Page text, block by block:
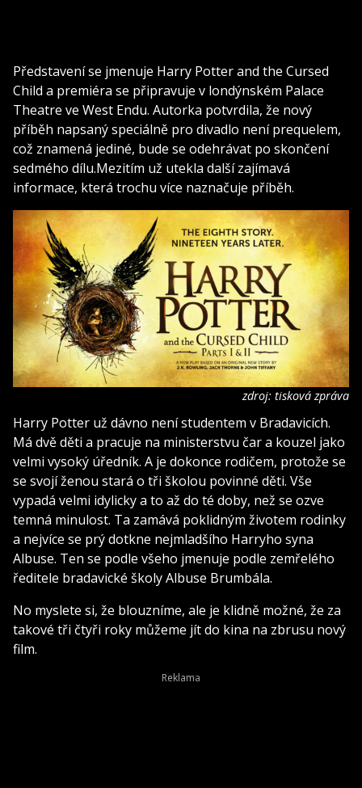
Představení se jmenuje Harry Potter and the Cursed
Child a premiéra se připravuje v londýnském Palace
Theatre ve West Endu. Autorka potvrdila, že nový
příběh napsaný speciálně pro divadlo není prequelem,
což znamená jediné, bude se odehrávat po skončení
sedmého dílu.Mezitím už utekla další zajímavá
informace, která trochu více naznačuje příběh.
zdroj: tisková zpráva
Harry Potter už dávno není studentem v Bradavicích.
Má dvě děti a pracuje na ministerstvu čar a kouzel jako
velmi vysoký úředník. A je dokonce rodičem, protože se
se svojí ženou stará o tři školou povinné děti. Vše
vypadá velmi idylicky a to až do té doby, než se ozve
temná minulost. Ta zamává poklidným životem rodinky
a nejvíce se prý dotkne nejmladšího Harryho syna
Albuse. Ten se podle všeho jmenuje podle zemřelého
ředitele bradavické školy Albuse Brumbála.
No myslete si, že blouzníme, ale je klidně možné, že za
takové tři čtyři roky můžeme jít do kina na zbrusu nový
film.